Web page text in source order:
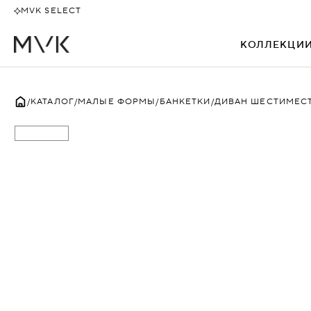
MVK SELECT
КОЛЛЕКЦИИ
ВСЕ
КАТАЛОГ МАЛЫЕ ФОРМЫ БАНКЕТКИ ДИВАН